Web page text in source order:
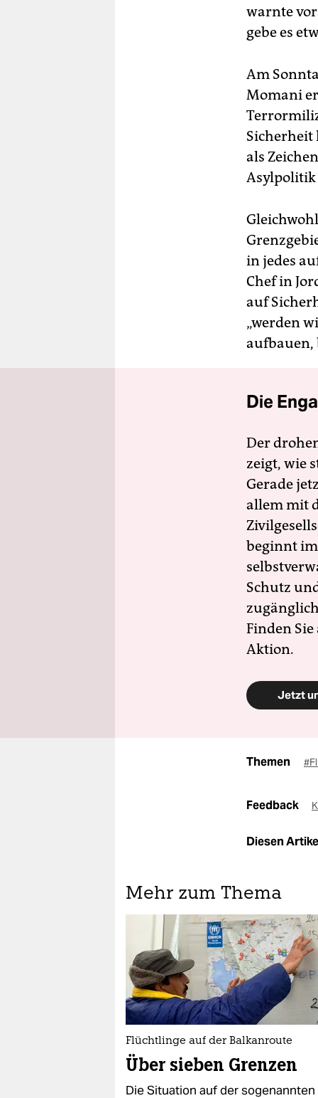
warnte
gebe es
Am
Momani
Sicherheit
als
in jedes
Chef in
auf
„werden
aufbauen,
Die
Der
zeigt, wie
Gerade
allem mit
beginnt
Schutz
Finden
Aktion.
Jetzt
Themen
Feedback
Diesen
Mehr zum Thema
Flüchtlinge auf der Balkanroute
Über sieben Grenzen
Die Situation auf der sogenannten